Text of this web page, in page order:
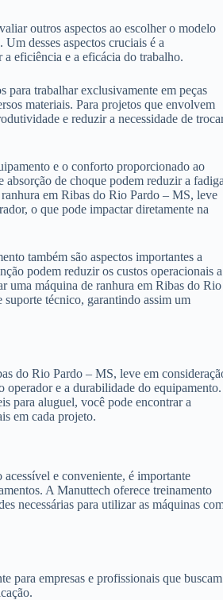
outros aspectos ao escolher o modelo
desses aspectos cruciais é a
eficiência e a eficácia do trabalho.
para trabalhar exclusivamente em peças
materiais. Para projetos que envolvem
e reduzir a necessidade de
e o conforto proporcionado ao
absorção de choque podem reduzir a
em Ribas do Rio Pardo – MS, leve
o que pode impactar diretamente na
também são aspectos importantes a
podem reduzir os custos operacionais a
uma máquina de ranhura em Ribas do Rio
técnico, garantindo assim um
do Rio Pardo – MS, leve em
operador e a durabilidade do equipamento.
para aluguel, você pode encontrar a
em cada projeto.
e conveniente, é importante
A Manuttech oferece treinamento
necessárias para utilizar as máquinas
para empresas e profissionais que buscam